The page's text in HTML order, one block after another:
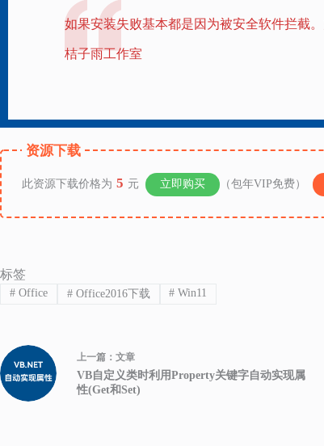
如果安装失败基本都是因为被安全软件拦截
桔子雨工作室
资源下载
此资源下载价格为 5 元 立即购买 （包年VIP免费）
标签
#Office #Office2016下载 # Win11
上一篇： 文章
VB自定义类时利用Property关键字自动实现属
性(Get和Set)